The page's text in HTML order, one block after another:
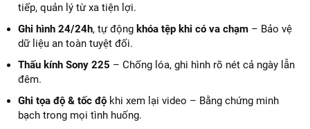
tiếp, quản lý từ xa tiện lợi.
Ghi hình 24/24h, tự động khóa tệp khi có va chạm – Bảo vệ
dữ liệu an toàn tuyệt đối.
Thấu kính Sony 225 – Chống lóa, ghi hình rõ nét cả ngày lẫn
đêm.
Ghi tọa độ & tốc độ khi xem lại video – Bằng chứng minh
bạch trong mọi tình huống.